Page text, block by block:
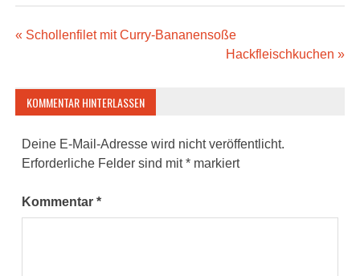
Beitragsnavigation
« Schollenfilet mit Curry-Bananensoße
Hackfleischkuchen »
KOMMENTAR HINTERLASSEN
Deine E-Mail-Adresse wird nicht veröffentlicht.
Erforderliche Felder sind mit* markiert
Kommentar*